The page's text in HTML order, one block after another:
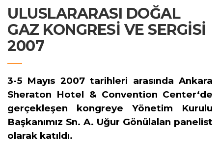
ULUSLARARASI DOĞAL
GAZ KONGRESİ VE SERGİSİ
2007
3-5 Mayıs 2007 tarihleri arasında Ankara
Sheraton Hotel & Convention Center‘de
gerçekleşen kongreye Yönetim Kurulu
Başkanımız Sn. A. Uğur Gönülalan panelist
olarak katıldı.